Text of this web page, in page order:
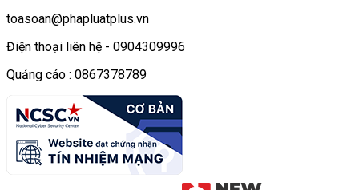
toasoan@phapluatplus.vn
Điện thoại liên hệ - 0904309996
Quảng cáo : 0867378789